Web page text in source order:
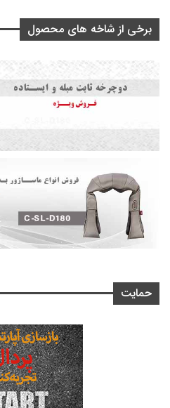
برخی از شاخه های محصول
حمایت